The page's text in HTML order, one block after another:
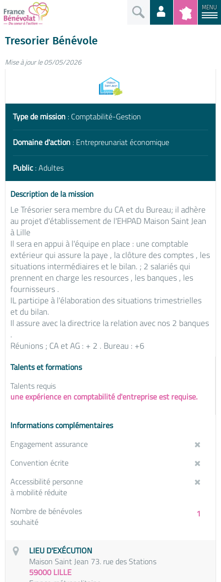
MENU
Tresorier Bénévole
Mise à jour le 05/05/2026
Type de mission : Comptabilité-Gestion
Domaine d'action : Entrepreunariat économique
Public : Adultes
Description de la mission
Le Trésorier sera membre du CA et du Bureau; il adhère
au projet d'établissement de l'EHPAD Maison Saint Jean
à Lille
Il sera en appui à l'équipe en place : une comptable
extérieur qui assure la paye , la clôture des comptes , les
situations intermédiaires et le bilan. ; 2 salariés qui
prennent en charge les resources , les banques , les
fournisseurs .
IL participe à l'élaboration des situations trimestrielles
et du bilan.
Il assure avec la directrice la relation avec nos 2 banques
.
Réunions ; CA et AG : + 2 . Bureau : +6
Talents et formations
Talents requis
une expérience en comptabilité d'entreprise est requise.
Informations complémentaires
Engagement assurance
Convention écrite
Accessibilité personne
à mobilité réduite
1
Nombre de bénévoles
souhaité
LIEU D'EXÉCUTION
Maison Saint Jean 73. rue des Stations
59000 LILLE